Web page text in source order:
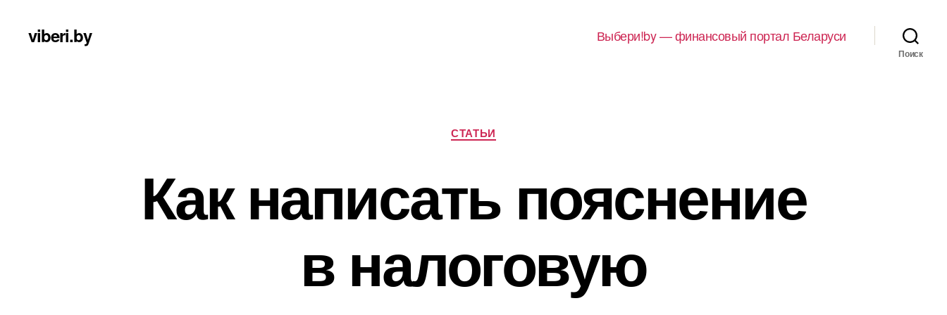
viberi.by Выбери!by — финансовый портал Беларуси
Поиск
Рубрики
СТАТЬИ
Как написать пояснение
в налоговую